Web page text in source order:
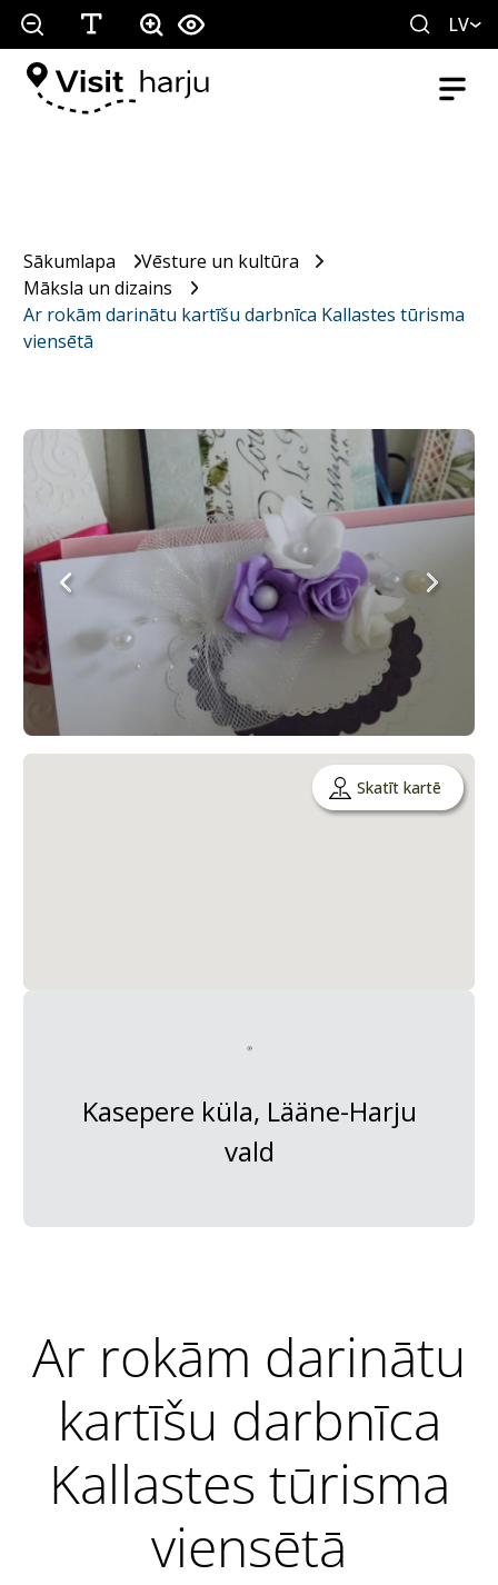
LV
Sākumlapa
Vēsture un kultūra
Māksla un dizains
Ar rokām darinātu kartīšu darbnīca Kallastes tūrisma
viensētā
Skatīt kartē
Kasepere küla, Lääne-Harju
vald
Ar rokām darinātu
kartīšu darbnīca
Kallastes tūrisma
viensētā